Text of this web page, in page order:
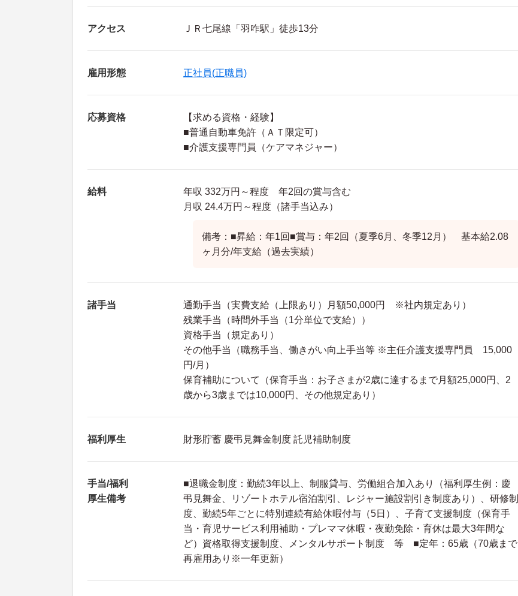
アクセス ＪＲ七尾線「羽咋駅」徒歩13分
雇用形態 正社員(正職員)
応募資格
【求める資格・経験】
■普通自動車免許（ＡＴ限定可）
■介護支援専門員（ケアマネジャー）
給料
年収 332万円～程度 年2回の賞与含む
月収 24.4万円～程度（諸手当込み）
備考：■昇給：年1回■賞与：年2回（夏季6月、冬季12月） 基本給2.08
ヶ月分/年支給（過去実績）
諸手当
通勤手当（実費支給（上限あり）月額50,000円 ※社内規定あり）
残業手当（時間外手当（1分単位で支給））
資格手当（規定あり）
その他手当（職務手当、働きがい向上手当等 ※主任介護支援専門員 15,000
円/月）
保育補助について（保育手当：お子さまが2歳に達するまで月額25,000円、2
歳から3歳までは10,000円、その他規定あり）
福利厚生 財形貯蓄 慶弔見舞金制度 託児補助制度
手当/福利
厚生備考
■退職金制度：勤続3年以上、制服貸与、労働組合加入あり（福利厚生例：慶
弔見舞金、リゾートホテル宿泊割引、レジャー施設割引き制度あり）、研修制
度、勤続5年ごとに特別連続有給休暇付与（5日）、子育て支援制度（保育手
当・育児サービス利用補助・プレママ休暇・夜勤免除・育休は最大3年間な
ど）資格取得支援制度、メンタルサポート制度 等 ■定年：65歳（70歳まで
再雇用あり※一年更新）